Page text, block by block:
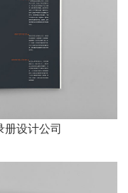
册设计公司